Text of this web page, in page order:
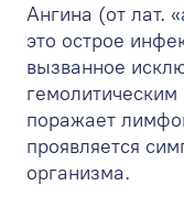
Ангина (от лат.
это острое
вызванное
поражает
проявляется
организма.